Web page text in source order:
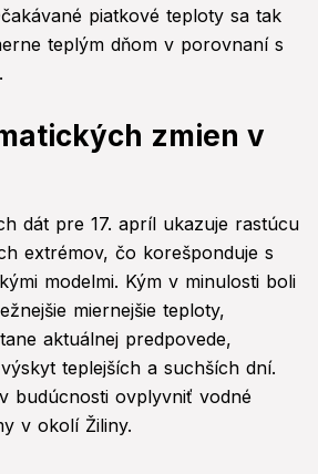
piatkové teploty sa tak
teplým dňom v porovnaní s
zmien v
dát pre 17. apríl ukazuje rastúcu
extrémov, čo korešponduje s
modelmi. Kým v minulosti boli
miernejšie teploty,
aktuálnej predpovede,
teplejších a suchších dní.
budúcnosti ovplyvniť vodné
v okolí Žiliny.